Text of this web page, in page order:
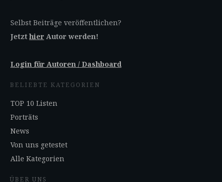
Selbst Beiträge veröffentlichen?
Jetzthier Autor werden!
Login für Autoren / Dashboard
BELIEBTE KATEGORIEN
TOP 10 Listen
Porträts
News
Von uns getestet
Alle Kategorien
ÜBER UNS